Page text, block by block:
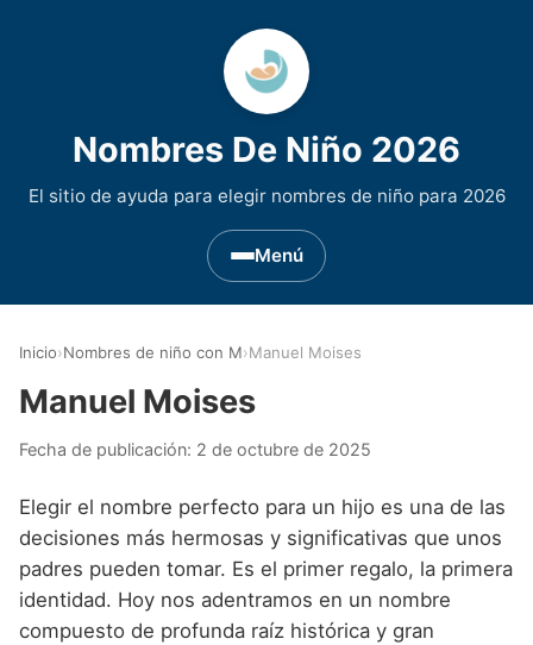
Nombres De Niño 2026
El sitio de ayuda para elegir nombres de niño para 2026
Menú
Nombres de niño que empiezan por D
Nombres de niño que empiezan por E
Nombres de niño que empiezan por F
Nombres de Niño Asturianos
Nombres de Niño Baleares
Nombres de Niño Celtas
Nombres de Niño Egipcios
Nombres de Niño Griegos
Nombres de Niño Alemanes
Nombres de Niño Americanos
Nombres de Niño Arabes
Buscar
Inicio›Nombres de niño con M›Manuel Moises
Manuel Moises
Fecha de publicación: 2 de octubre de 2025
Elegir el nombre perfecto para un hijo es una de las
decisiones más hermosas y significativas que unos
padres pueden tomar. Es el primer regalo, la primera
identidad. Hoy nos adentramos en un nombre
compuesto de profunda raíz histórica y gran